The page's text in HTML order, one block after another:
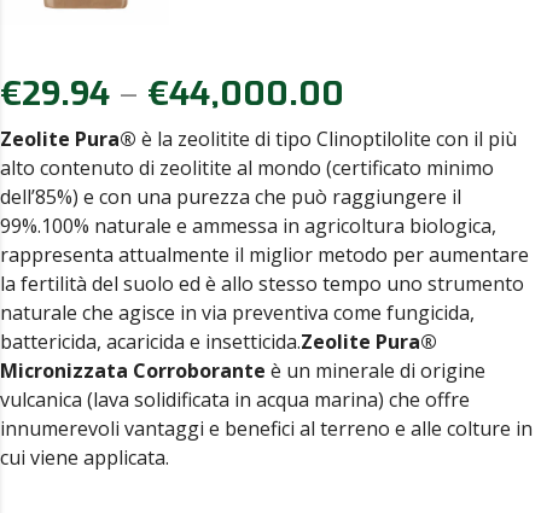
€29.94 – €44,000.00
Zeolite Pura® è la zeolitite di tipo Clinoptilolite con il più
alto contenuto di zeolitite al mondo (certificato minimo
dell’85%) e con una purezza che può raggiungere il
99%.100% naturale e ammessa in agricoltura biologica,
rappresenta attualmente il miglior metodo per aumentare
la fertilità del suolo ed è allo stesso tempo uno strumento
naturale che agisce in via preventiva come fungicida,
battericida, acaricida e insetticida.Zeolite Pura®
Micronizzata Corroborante è un minerale di origine
vulcanica (lava solidificata in acqua marina) che offre
innumerevoli vantaggi e benefici al terreno e alle colture in
cui viene applicata.